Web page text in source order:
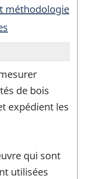
méthodologie
de bois
expédient les
qui sont
utilisées